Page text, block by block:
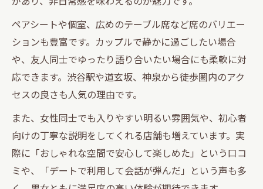
ペアシートや個室、広めのテーブル席など席のバリエー
ションも豊富です。カップルで静かに過ごしたい場合
や、友人同士でゆったり語り合いたい場合にも柔軟に対
応できます。渋谷駅や道玄坂、神泉から徒歩圏内のアク
セスの良さも人気の理由です。
また、女性同士でも入りやすい明るい雰囲気や、初心者
向けの丁寧な説明をしてくれる店舗も増えています。実
際に「おしゃれな空間で安心して楽しめた」という口コ
ミや、「デートで利用して会話が弾んだ」という声も多